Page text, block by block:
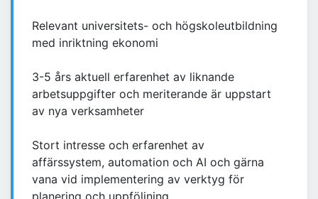
Relevant universitets- och högskoleutbildning
med inriktning ekonomi
3-5 års aktuell erfarenhet av liknande
arbetsuppgifter och meriterande är uppstart
av nya verksamheter
Stort intresse och erfarenhet av
affärssystem, automation och AI och gärna
vana vid implementering av verktyg för